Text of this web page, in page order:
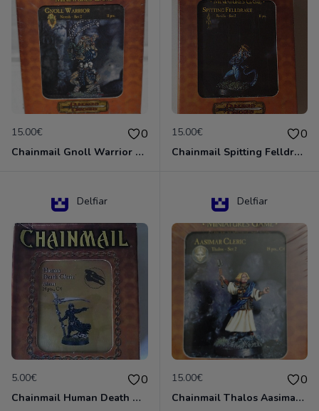
15.00€ 0
Chainmail Gnoll Warrior Dungeons & Dragons
15.00€ 0
Chainmail Spitting Felldrake
Delfiar
5.00€ 0
Chainmail Human Death Cleric
Delfiar
15.00€ 0
Chainmail Thalos Aasimar Cleric